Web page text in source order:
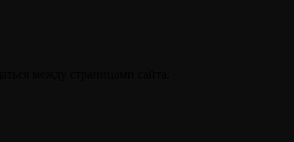
между страницами сайта.